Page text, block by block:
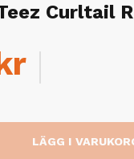
Curltail
LÄGG I